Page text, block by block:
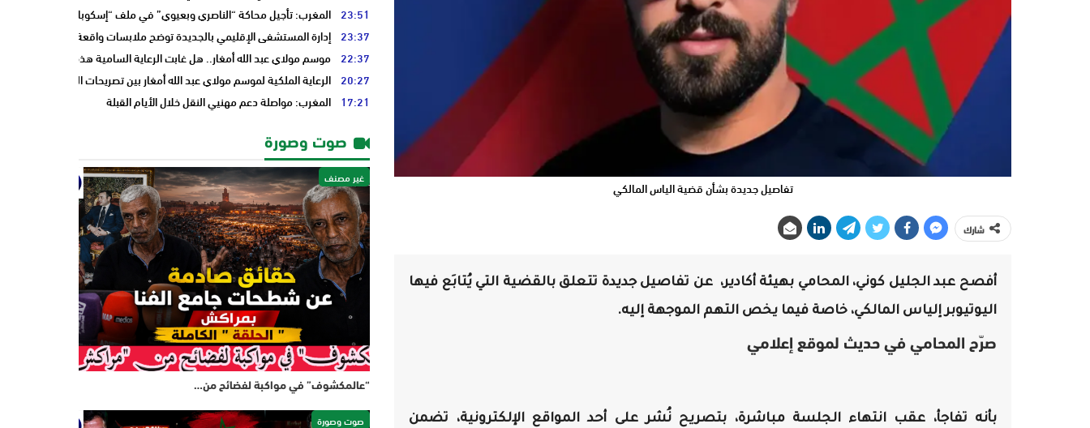
تفاصيل جديدة بشأن قضية الياس المالكي
شارك
أفصح عبد الجليل كوني، المحامي بهيئة أكادير، عن تفاصيل جديدة تتعلق بالقضية التي يُتابَع فيها
اليوتيوبر إلياس المالكي، خاصة فيما يخص التهم الموجهة إليه.
صرّح المحامي في حديث لموقع إعلامي
بأنه تفاجأ، عقب انتهاء الجلسة مباشرة، بتصريح نُشر على أحد المواقع الإلكترونية، تضمن
23:51 المغرب: تأجيل محاكة “الناصري وبعيوي” في ملف “إسكوبار الصحراء”
23:37 إدارة المستشفى الإقليمي بالجديدة توضح ملابسات واقعة سيدة حامل
22:37 موسم مولاي عبد الله أمغار.. هل غابت الرعاية السامية هذه السنة فقط أم
20:27 الرعاية الملكية لموسم مولاي عبد الله أمغار بين تصريحات المسؤولين
17:21 المغرب: مواصلة دعم مهنيي النقل خلال الأيام القبلة
صوت وصورة
غير مصنف
“عالمكشوف” في مواكبة لفضائح من…
صوت وصورة